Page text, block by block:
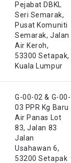
Pejabat DBKL
Seri Semarak,
Pusat Komuniti
Semarak, Jalan
Air Keroh,
53300 Setapak,
Kuala Lumpur
G-00-02 & G-00-
03 PPR Kg Baru
Air Panas Lot
83, Jalan 83
Jalan
Usahawan 6,
53200 Setapak